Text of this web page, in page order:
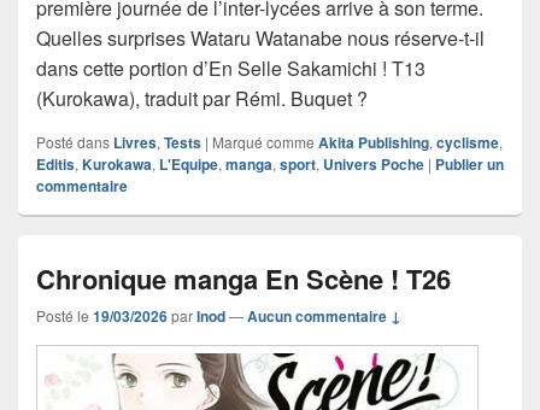
première journée de l’inter-lycées arrive à son terme.
Quelles surprises Wataru Watanabe nous réserve-t-il
dans cette portion d’En Selle Sakamichi ! T13
(Kurokawa), traduit par Rémi. Buquet ?
Posté dans Livres, Tests | Marqué comme Akita Publishing, cyclisme,
Editis, Kurokawa, L'Equipe, manga, sport, Univers Poche | Publier un
commentaire
Chronique manga En Scène ! T26
Posté le 19/03/2026parInod—Aucun commentaire ↓